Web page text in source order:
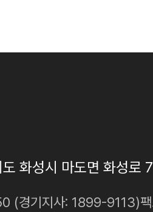
도 화성시 마도면 화성로
(경기지사: 1899-9113)